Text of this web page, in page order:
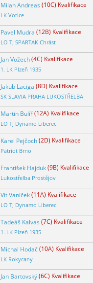
Milan Andreas (10C) Kvalifikace
LK Votice
Pavel Mudra (12B) Kvalifikace
LO TJ SPARTAK Chrást
Jan Vožech(4C) Kvalifikace
1. LK Plzeň 1935
Jakub Laciga (8D) Kvalifikace
SK SLAVIA PRAHA LUKOSTŘELBA
Martin Bulíř(12A) Kvalifikace
LO TJ Dynamo Liberec
Karel Pejčoch(2D) Kvalifikace
Patriot Brno
František Hajduk(9B) Kvalifikace
Lukostřelba Prostějov
Vít Vaníček(11A) Kvalifikace
LO TJ Dynamo Liberec
Tadeáš Kalvas (7C) Kvalifikace
1. LK Plzeň 1935
Michal Hodač(10A) Kvalifikace
LK Rokycany
Jan Bartovský(6C) Kvalifikace